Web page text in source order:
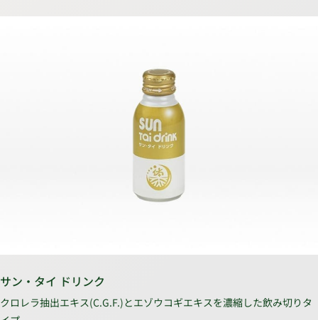
サン・タイ ドリンク
クロレラ抽出エキス(C.G.F.)とエゾウコギエキスを濃縮した飲み切りタ